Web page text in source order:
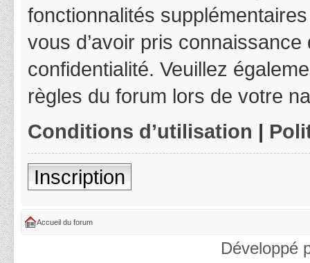
fonctionnalités
vous d’avoir pris
confidentialité. Veuillez
règles du forum lors de votre
Conditions d’utilisation |
Inscription
Accueil du forum
Développé